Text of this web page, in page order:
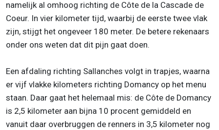
namelijk al omhoog richting de Côte de la Cascade de
Coeur. In vier kilometer tijd, waarbij de eerste twee vlak
zijn, stijgt het ongeveer 180 meter. De betere rekenaars
onder ons weten dat dit pijn gaat doen.
Een afdaling richting Sallanches volgt in trapjes, waarna
er vijf vlakke kilometers richting Domancy op het menu
staan. Daar gaat het helemaal mis: de Côte de Domancy
is 2,5 kilometer aan bijna 10 procent gemiddeld en
vanuit daar overbruggen de renners in 3,5 kilometer nog